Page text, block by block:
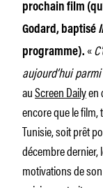
prochain film
Godard, baptisé
programme). «
aujourd’hui
auScreen Dailyen
encore que le
Tunisie, soit prêt
décembre dernier,
motivations de